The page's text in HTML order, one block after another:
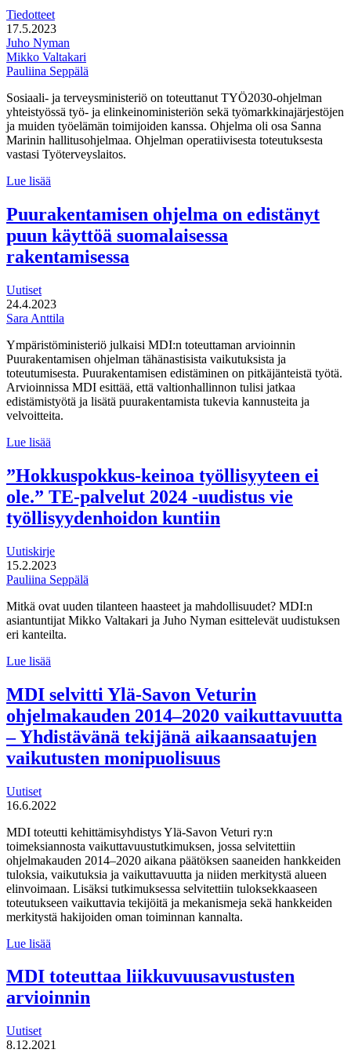
Tiedotteet
17.5.2023
Juho Nyman
Mikko Valtakari
Pauliina Seppälä
Sosiaali- ja terveysministeriö on toteuttanut TYÖ2030-ohjelman
yhteistyössä työ- ja elinkeinoministeriön sekä työmarkkinajärjestöjen
ja muiden työelämän toimijoiden kanssa. Ohjelma oli osa Sanna
Marinin hallitusohjelmaa. Ohjelman operatiivisesta toteutuksesta
vastasi Työterveyslaitos.
Lue lisää
Työn
ja
työhyvinvoinnin
kehittämisohjelma
(TYÖ2030).
ja
mitä
vielä
kehittää?
Puurakentamisen ohjelma on edistänyt
puun käyttöä suomalaisessa
rakentamisessa
Uutiset
24.4.2023
Sara Anttila
Ympäristöministeriö julkaisi MDI:n toteuttaman arvioinnin
Puurakentamisen ohjelman tähänastisista vaikutuksista ja
toteutumisesta. Puurakentamisen edistäminen on pitkäjänteistä työtä.
Arvioinnissa MDI esittää, että valtionhallinnon tulisi jatkaa
edistämistyötä ja lisätä puurakentamista tukevia kannusteita ja
velvoitteita.
Lue lisää
on
edistänyt
puun
käyttöä
suomalaisessa
”Hokkuspokkus-keinoa työllisyyteen ei
ole.” TE-palvelut 2024 -uudistus vie
työllisyydenhoidon kuntiin
Uutiskirje
15.2.2023
Pauliina Seppälä
Mitkä ovat uuden tilanteen haasteet ja mahdollisuudet? MDI:n
asiantuntijat Mikko Valtakari ja Juho Nyman esittelevät uudistuksen
eri kanteilta.
Lue lisää
työllisyyteen
ei
ole.”
TE-
palvelut
2024
vie
kuntiin
MDI selvitti Ylä-Savon Veturin
ohjelmakauden 2014–2020 vaikuttavuutta
– Yhdistävänä tekijänä aikaansaatujen
vaikutusten monipuolisuus
Uutiset
16.6.2022
MDI toteutti kehittämisyhdistys Ylä-Savon Veturi ry:n
toimeksiannosta vaikuttavuustutkimuksen, jossa selvitettiin
ohjelmakauden 2014–2020 aikana päätöksen saaneiden hankkeiden
tuloksia, vaikutuksia ja vaikuttavuutta ja niiden merkitystä alueen
elinvoimaan. Lisäksi tutkimuksessa selvitettiin tuloksekkaaseen
toteutukseen vaikuttavia tekijöitä ja mekanismeja sekä hankkeiden
merkitystä hakijoiden oman toiminnan kannalta.
Lue lisää
Ylä-
Savon
Veturin
2020
MDI toteuttaa liikkuvuusavustusten
arvioinnin
Uutiset
8.12.2021